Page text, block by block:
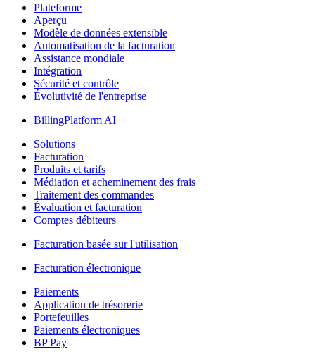
Plateforme
Aperçu
Modèle de données extensible
Automatisation de la facturation
Assistance mondiale
Intégration
Sécurité et contrôle
Évolutivité de l'entreprise
BillingPlatform AI
Solutions
Facturation
Produits et tarifs
Médiation et acheminement des frais
Traitement des commandes
Évaluation et facturation
Comptes débiteurs
Facturation basée sur l'utilisation
Facturation électronique
Paiements
Application de trésorerie
Portefeuilles
Paiements électroniques
BP Pay